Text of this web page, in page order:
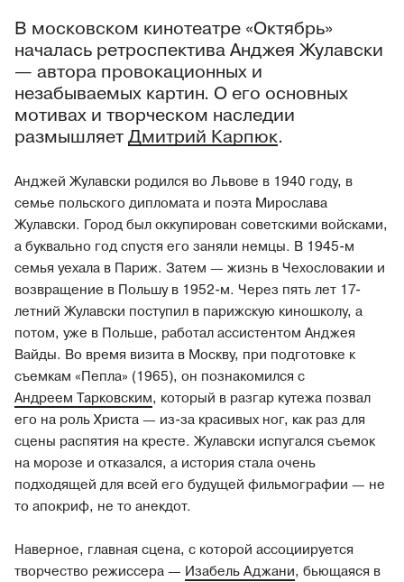
В московском кинотеатре «Октябрь»
началась ретроспектива Анджея Жулавски
— автора провокационных и
незабываемых картин. О его основных
мотивах и творческом наследии
размышляетДмитрий Карпюк.
Анджей Жулавски родился во Львове в 1940 году, в
семье польского дипломата и поэта Мирослава
Жулавски. Город был оккупирован советскими войсками,
а буквально год спустя его заняли немцы. В 1945-м
семья уехала в Париж. Затем — жизнь в Чехословакии и
возвращение в Польшу в 1952-м. Через пять лет 17-
летний Жулавски поступил в парижскую киношколу, а
потом, уже в Польше, работал ассистентом Анджея
Вайды. Во время визита в Москву, при подготовке к
съемкам «Пепла» (1965), он познакомился с
Андреем Тарковским, который в разгар кутежа позвал
его на роль Христа — из-за красивых ног, как раз для
сцены распятия на кресте. Жулавски испугался съемок
на морозе и отказался, а история стала очень
подходящей для всей его будущей фильмографии — не
то апокриф, не то анекдот.
Наверное, главная сцена, с которой ассоциируется
творчество режиссера — Изабель Аджани, бьющаяся в